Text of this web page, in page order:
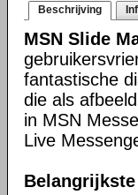
Beschrijving
MSN Slide
fantastische
die als
in MSN
Live